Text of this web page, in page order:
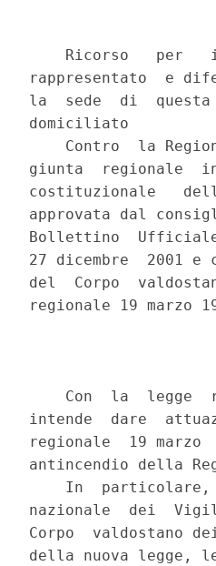
Ricorso   per
rappresentato  e
la  sede  di  questa
domiciliato
Contro  la
giunta  regionale
costituzionale
approvata dal
Bollettino  Ufficiale
27 dicembre  2001
del  Corpo
regionale 19 marzo
Con  la  legge
intende  dare
regionale  19
antincendio della
In
nazionale  dei
Corpo  valdostano
della nuova legge,